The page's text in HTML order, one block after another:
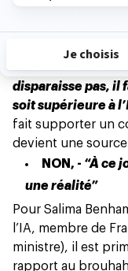
doit absorber de la
ou encore juriste
réellement
disparaisse pas, il
soit supérieure à
fait supporter un
devient une
NON, - “À ce
une réalité”
Pour Salima
l’IA, membre de
ministre), il est
rapport au